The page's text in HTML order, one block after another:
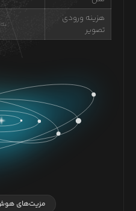
هزینه ورودی
تصویر
مزیت‌های